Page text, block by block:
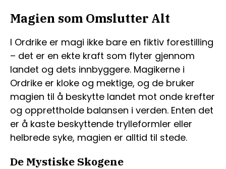
Magien som Omslutter Alt
I Ordrike er magi ikke bare en fiktiv forestilling
– det er en ekte kraft som flyter gjennom
landet og dets innbyggere. Magikerne i
Ordrike er kloke og mektige, og de bruker
magien til å beskytte landet mot onde krefter
og opprettholde balansen i verden. Enten det
er å kaste beskyttende trylleformler eller
helbrede syke, magien er alltid til stede.
De Mystiske Skogene